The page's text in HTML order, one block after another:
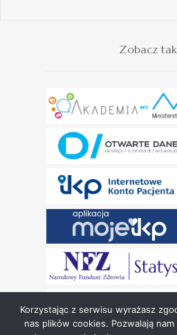
Zobacz
Korzystając z serwisu wyrażasz
nas plików cookies. Pozwalają